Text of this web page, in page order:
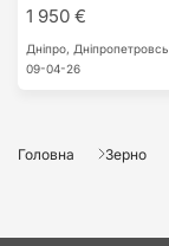
1 950 €
Дніпро,
09-04-26
Головна Зерно